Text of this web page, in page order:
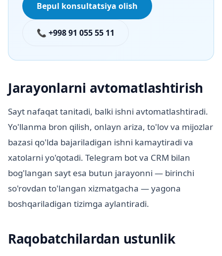
Bepul konsultatsiya olish
📞 +998 91 055 55 11
Jarayonlarni avtomatlashtirish
Sayt nafaqat tanitadi, balki ishni avtomatlashtiradi.
Yo'llanma bron qilish, onlayn ariza, to'lov va mijozlar
bazasi qo'lda bajariladigan ishni kamaytiradi va
xatolarni yo'qotadi. Telegram bot va CRM bilan
bog'langan sayt esa butun jarayonni — birinchi
so'rovdan to'langan xizmatgacha — yagona
boshqariladigan tizimga aylantiradi.
Raqobatchilardan ustunlik